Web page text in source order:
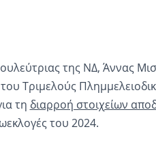
της ΝΔ, Άννας
Τριμελούς
τη διαρροή στοιχείων
του 2024.